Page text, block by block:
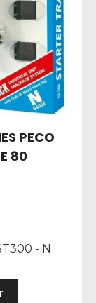
PECO
80
- N :